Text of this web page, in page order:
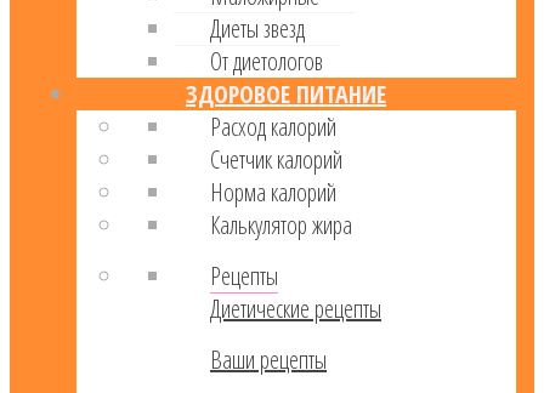
Диеты звезд
От диетологов
ЗДОРОВОЕ ПИТАНИЕ
Расход калорий
Cчетчик калорий
Норма калорий
Калькулятор жира
Рецепты
Диетические рецепты
Ваши рецепты